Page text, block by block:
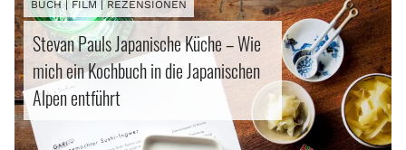
BUCH | FILM | REZENSIONEN
Stevan Pauls Japanische Küche – Wie
mich ein Kochbuch in die Japanischen
Alpen entführt